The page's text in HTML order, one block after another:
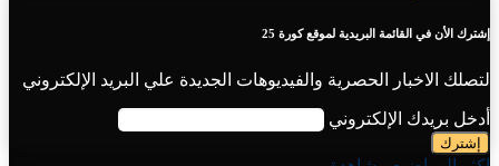
إشترك الأن في القائمة البريدية لموقع كورة 25
لتصلك الاخبار الحصرية والفيديوهات الجديدة علي البريد الإلكتروني
أدخل بريدك الإلكتروني